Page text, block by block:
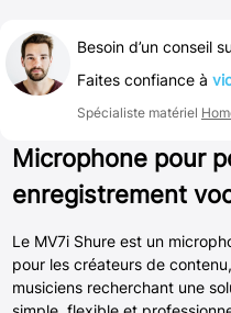
Besoin d’un conseil
Faites confiance à
Spécialiste matériel
Microphone pour
enregistrement
Le MV7i Shure est un
pour les créateurs de
musiciens recherchant une